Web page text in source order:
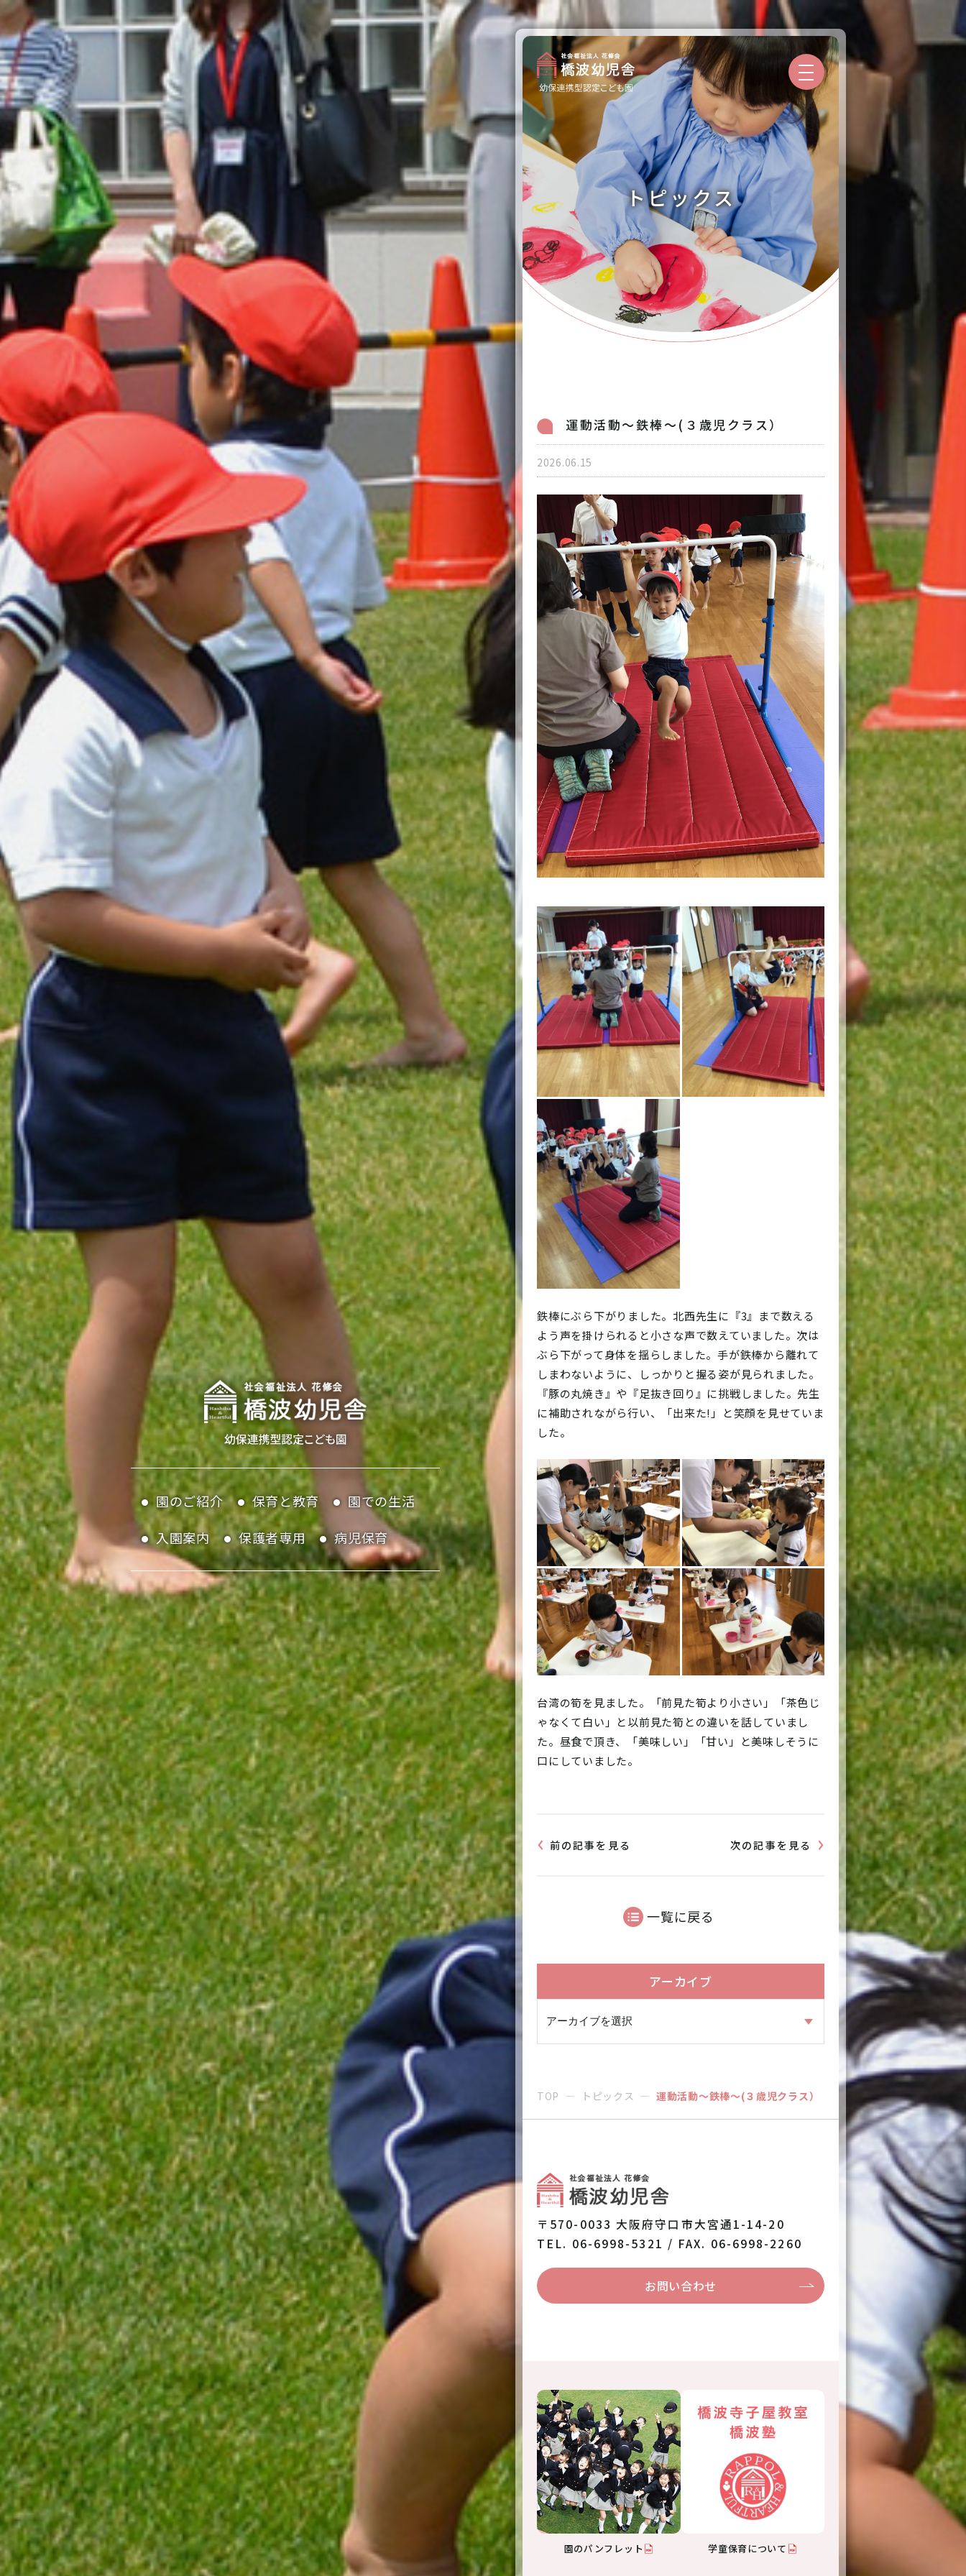
園のご紹介 保育と教育
園での生活
入園案内
保護者専用 病児保育
園のご紹介
保育と教育
園での生活
入園案内 保護者専用
個人情報保護方針
06-6998-5321
受付時間 7:00～20:00（平日）7:00～19:00（土曜）
お問い合わせ
トピックス
運動活動～鉄棒～(３歳児クラス）
2026.06.15
鉄棒にぶら下がりました。北西先生に『3』まで数える
よう声を掛けられると小さな声で数えていました。次は
ぶら下がって身体を揺らしました。手が鉄棒から離れて
しまわないように、しっかりと握る姿が見られました。
『豚の丸焼き』や『足抜き回り』に挑戦しました。先生
に補助されながら行い、「出来た!」と笑顔を見せていま
した。
台湾の筍を見ました。「前見た筍より小さい」「茶色じ
ゃなくて白い」と以前見た筍との違いを話していまし
た。昼食で頂き、「美味しい」「甘い」と美味しそうに
口にしていました。
前の記事を見る 次の記事を見る
一覧に戻る
アーカイブ
TOP トピックス 運動活動～鉄棒～(３歳児クラス）
〒570-0033 大阪府守口市大宮通1-14-20
TEL. 06-6998-5321 / FAX. 06-6998-2260
お問い合わせ
園のパンフレット 学童保育について